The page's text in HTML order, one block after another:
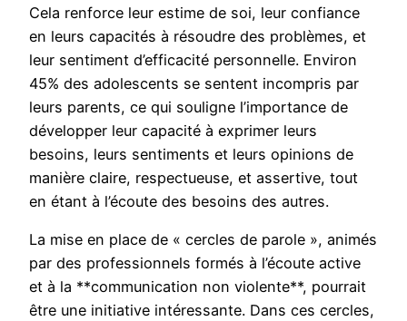
Cela renforce leur estime de soi, leur confiance
en leurs capacités à résoudre des problèmes, et
leur sentiment d’efficacité personnelle. Environ
45% des adolescents se sentent incompris par
leurs parents, ce qui souligne l’importance de
développer leur capacité à exprimer leurs
besoins, leurs sentiments et leurs opinions de
manière claire, respectueuse, et assertive, tout
en étant à l’écoute des besoins des autres.
La mise en place de « cercles de parole », animés
par des professionnels formés à l’écoute active
et à la **communication non violente**, pourrait
être une initiative intéressante. Dans ces cercles,